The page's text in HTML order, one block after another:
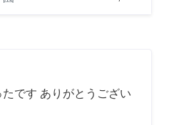
です ありがとうござい